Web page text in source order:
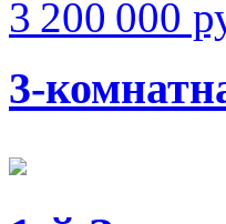
3 200 000
3-